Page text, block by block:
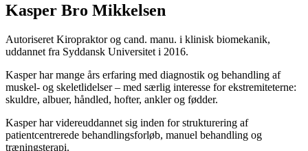
Kasper Bro Mikkelsen
Autoriseret Kiropraktor og cand. manu. i klinisk biomekanik,
uddannet fra Syddansk Universitet i 2016.
Kasper har mange års erfaring med diagnostik og behandling af
muskel- og skeletlidelser – med særlig interesse for ekstremiteterne:
skuldre, albuer, håndled, hofter, ankler og fødder.
Kasper har videreuddannet sig inden for strukturering af
patientcentrerede behandlingsforløb, manuel behandling og
træningsterapi.